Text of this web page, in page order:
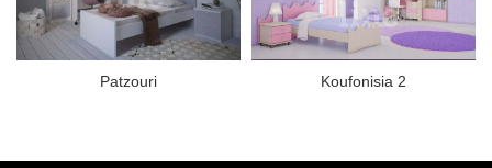
Patzouri Koufonisia 2